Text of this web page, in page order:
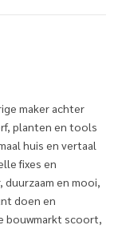
maker achter
planten en tools
huis en vertaal
fixes en
en mooi,
doen en
bouwmarkt scoort,